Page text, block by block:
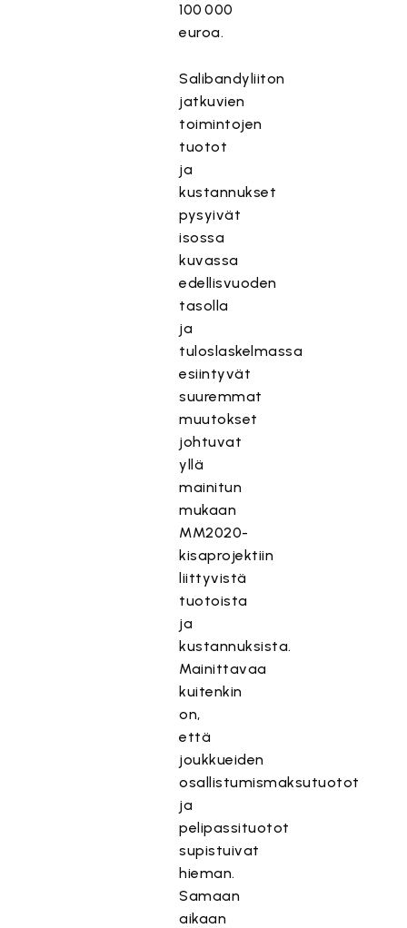
100 000
euroa.
Salibandyliiton
jatkuvien
toimintojen
tuotot
ja
kustannukset
pysyivät
isossa
kuvassa
edellisvuoden
tasolla
ja
tuloslaskelmassa
esiintyvät
suuremmat
muutokset
johtuvat
yllä
mainitun
mukaan
MM2020-
kisaprojektiin
liittyvistä
tuotoista
ja
kustannuksista.
Mainittavaa
kuitenkin
on,
että
joukkueiden
osallistumismaksutuotot
ja
pelipassituotot
supistuivat
hieman.
Samaan
aikaan